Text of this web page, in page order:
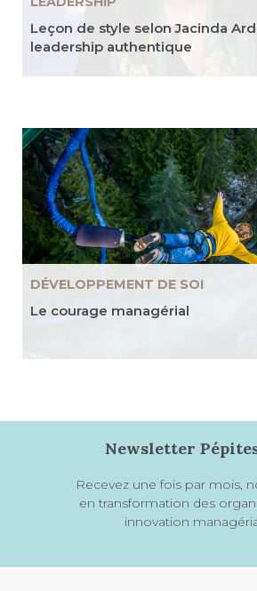
Leçon de style selon Jacinda
leadership authentique
DÉVELOPPEMENT DE SOI
Le courage managérial
Newsletter
Recevez une fois par mois,
en transformation des
innovation